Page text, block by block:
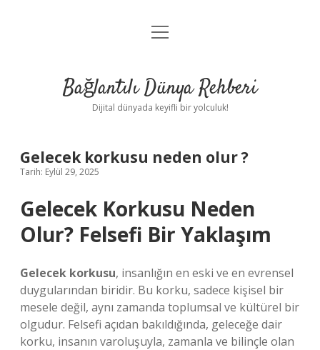
Anasayfa
Yasal Uyarı
menüyü
Bağlantılı Dünya Rehberi
Dijital dünyada keyifli bir yolculuk!
Gelecek korkusu neden olur ?
Tarih: Eylül 29, 2025
Gelecek Korkusu Neden
Olur? Felsefi Bir Yaklaşım
Gelecek korkusu, insanlığın en eski ve en evrensel
duygularından biridir. Bu korku, sadece kişisel bir
mesele değil, aynı zamanda toplumsal ve kültürel bir
olgudur. Felsefi açıdan bakıldığında, geleceğe dair
korku, insanın varoluşuyla, zamanla ve bilinçle olan